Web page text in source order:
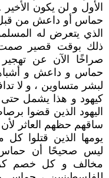
الأول و لن يكون
حماس أو داعش من
الذي يتعرض له
ذلك بوقت قصير صمت
صراخًا الآن عن
حماس و داعش و
لبشر متساوين ، و لا
كيهود و هذا يشمل حتى
اليهود الذين قضوا
ساقهم حظهم العاثر
يومها الذين قتلوا
ليس صحيحًا أن
مخالف و كل خصم